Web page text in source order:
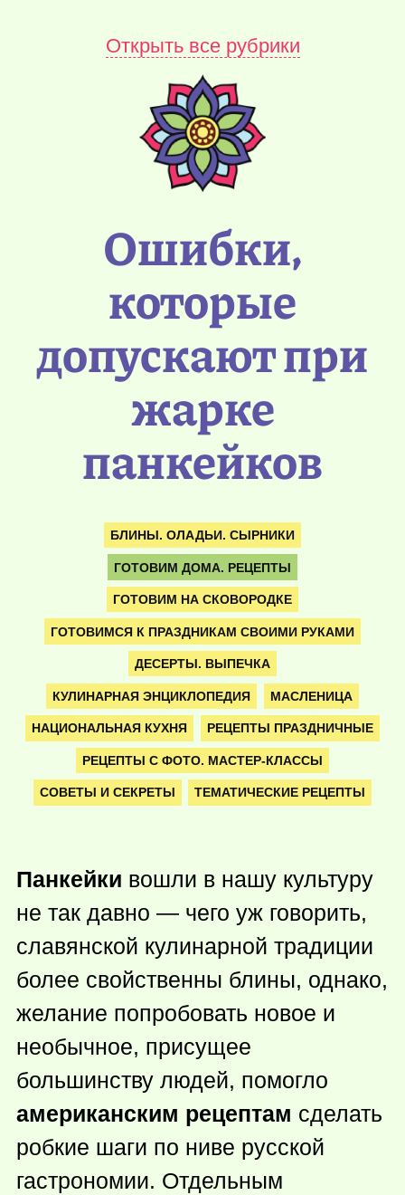
Открыть все рубрики
Ошибки,
которые
допускают при
жарке
панкейков
БЛИНЫ. ОЛАДЬИ. СЫРНИКИ
ГОТОВИМ ДОМА. РЕЦЕПТЫ
ГОТОВИМ НА СКОВОРОДКЕ
ГОТОВИМСЯ К ПРАЗДНИКАМ СВОИМИ РУКАМИ
ДЕСЕРТЫ. ВЫПЕЧКА
КУЛИНАРНАЯ ЭНЦИКЛОПЕДИЯ МАСЛЕНИЦА
НАЦИОНАЛЬНАЯ КУХНЯ РЕЦЕПТЫ ПРАЗДНИЧНЫЕ
РЕЦЕПТЫ С ФОТО. МАСТЕР-КЛАССЫ
СОВЕТЫ И СЕКРЕТЫ ТЕМАТИЧЕСКИЕ РЕЦЕПТЫ
Панкейки вошли в нашу культуру
не так давно — чего уж говорить,
славянской кулинарной традиции
более свойственны блины, однако,
желание попробовать новое и
необычное, присущее
большинству людей, помогло
американским рецептам сделать
робкие шаги по ниве русской
гастрономии. Отдельным